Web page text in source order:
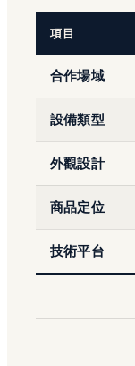
項目
合作場域
設備類型
外觀設計
商品定位
技術平台